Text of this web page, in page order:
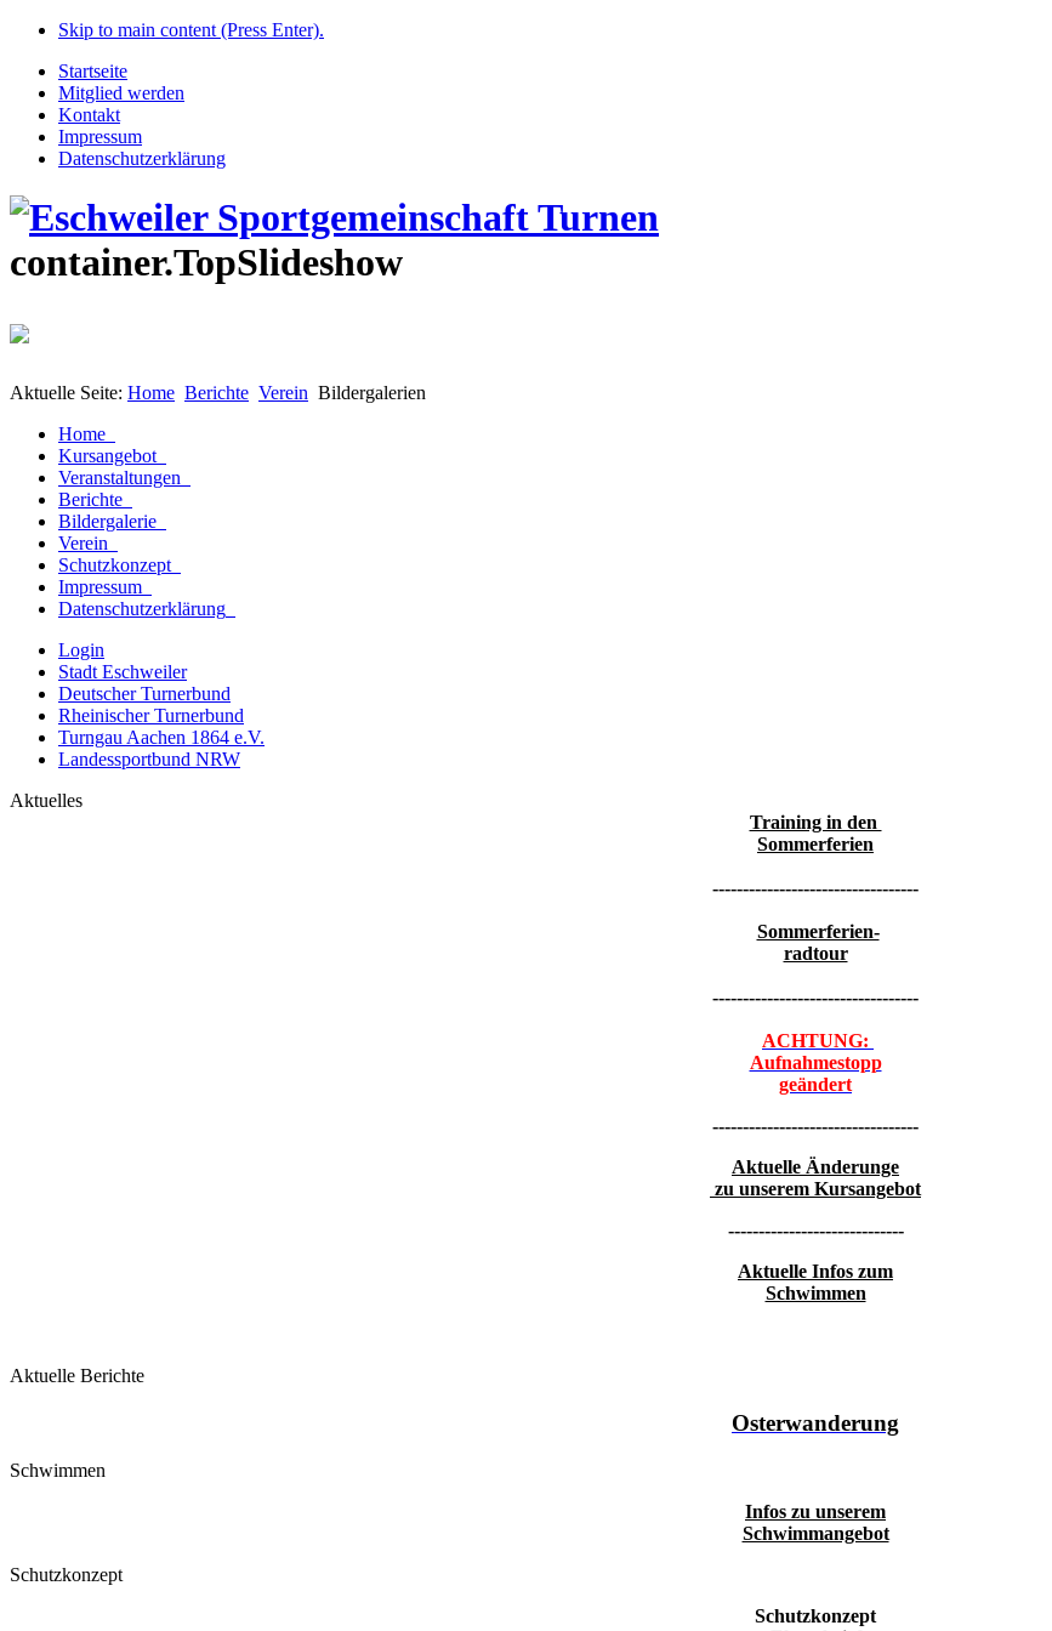
Skip to main content (Press Enter).
Startseite
Mitglied werden
Kontakt
Impressum
Datenschutzerklärung
container.TopSlideshow
Aktuelle Seite: Home Berichte Verein Bildergalerien
Home
Kursangebot
Veranstaltungen
Berichte
Bildergalerie
Verein
Schutzkonzept
Impressum
Datenschutzerklärung
Login
Stadt Eschweiler
Deutscher Turnerbund
Rheinischer Turnerbund
Turngau Aachen 1864 e.V.
Landessportbund NRW
Aktuelles
Training in den
Sommerferien
----------------------------------
Sommerferien-
radtour
----------------------------------
ACHTUNG:
Aufnahmestopp
geändert
----------------------------------
Aktuelle Änderunge
zu unserem Kursangebot
-----------------------------
Aktuelle Infos zum
Schwimmen
Aktuelle Berichte
Osterwanderung
Schwimmen
Infos zu unserem
Schwimmangebot
Schutzkonzept
Schutzkonzept